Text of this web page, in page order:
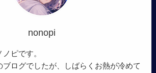
nonopi
ピです。
ブログでしたが、しばらくお熱が冷めて